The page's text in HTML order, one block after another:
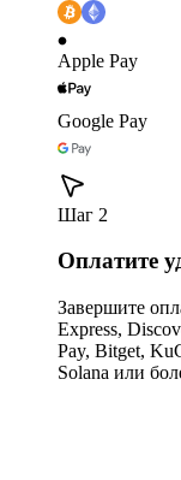
Apple Pay
Google Pay
Шаг 2
Оплатите
Завершите
Express,
Pay, Bitget,
Solana или